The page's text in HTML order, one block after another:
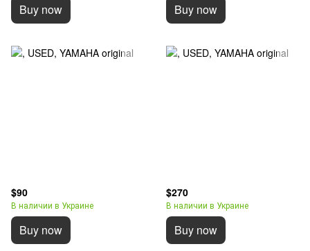
Buy now Buy now
$90
В наличии в Украине
Buy now
$270
В наличии в Украине
Buy now